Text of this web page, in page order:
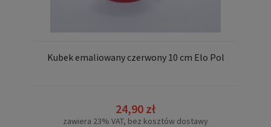
Kubek emaliowany czerwony 10 cm Elo Pol
24,90 zł
zawiera 23% VAT, bez kosztów dostawy